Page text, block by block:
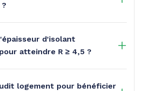
?
d'isolant
atteindre R ≥ 4,5 ?
logement pour bénéficier